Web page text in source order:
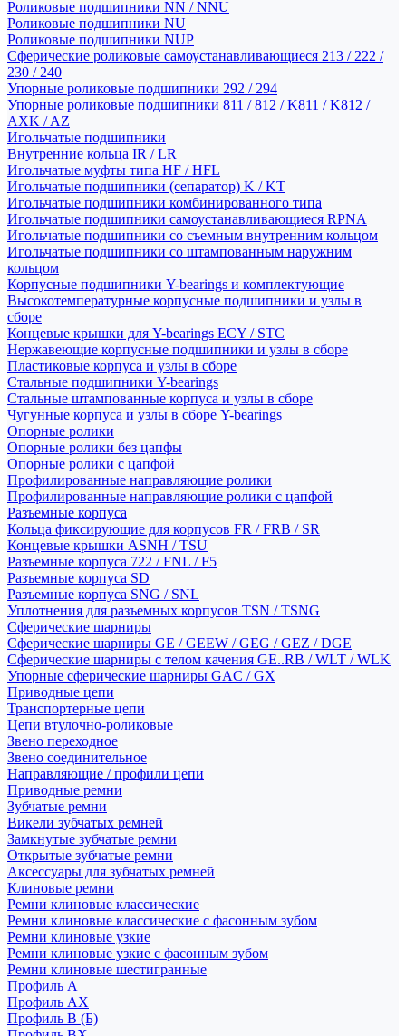
Роликовые подшипники NN / NNU
Роликовые подшипники NU
Роликовые подшипники NUP
Сферические роликовые самоустанавливающиеся 213 / 222 /
230 / 240
Упорные роликовые подшипники 292 / 294
Упорные роликовые подшипники 811 / 812 / K811 / K812 /
AXK / AZ
Игольчатые подшипники
Внутренние кольца IR / LR
Игольчатые муфты типа HF / HFL
Игольчатые подшипники (сепаратор) K / KT
Игольчатые подшипники комбинированного типа
Игольчатые подшипники самоустанавливающиеся RPNA
Игольчатые подшипники со съемным внутренним кольцом
Игольчатые подшипники со штампованным наружним
кольцом
Корпусные подшипники Y-bearings и комплектующие
Высокотемпературные корпусные подшипники и узлы в
сборе
Концевые крышки для Y-bearings ECY / STC
Нержавеющие корпусные подшипники и узлы в сборе
Пластиковые корпуса и узлы в сборе
Стальные подшипники Y-bearings
Стальные штампованные корпуса и узлы в сборе
Чугунные корпуса и узлы в сборе Y-bearings
Опорные ролики
Опорные ролики без цапфы
Опорные ролики с цапфой
Профилированные направляющие ролики
Профилированные направляющие ролики с цапфой
Разъемные корпуса
Кольца фиксирующие для корпусов FR / FRB / SR
Концевые крышки ASNH / TSU
Разъемные корпуса 722 / FNL / F5
Разъемные корпуса SD
Разъемные корпуса SNG / SNL
Уплотнения для разъемных корпусов TSN / TSNG
Сферические шарниры
Сферические шарниры GE / GEEW / GEG / GEZ / DGE
Сферические шарниры с телом качения GE..RB / WLT / WLK
Упорные сферические шарниры GAC / GX
Приводные цепи
Транспортерные цепи
Цепи втулочно-роликовые
Звено переходное
Звено соединительное
Направляющие / профили цепи
Приводные ремни
Зубчатые ремни
Викели зубчатых ремней
Замкнутые зубчатые ремни
Открытые зубчатые ремни
Аксессуары для зубчатых ремней
Клиновые ремни
Ремни клиновые классические
Ремни клиновые классические с фасонным зубом
Ремни клиновые узкие
Ремни клиновые узкие с фасонным зубом
Ремни клиновые шестигранные
Профиль A
Профиль AX
Профиль B (Б)